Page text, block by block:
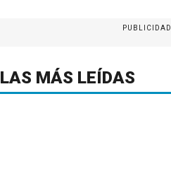
PUBLICIDAD
LAS MÁS LEÍDAS